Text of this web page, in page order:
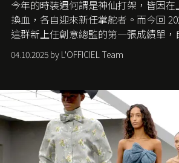
今年的時裝週何謂是神仙打架，皆因
換血，各自迎來新任掌舵者。而今回
這群新上任創意總監的第一張成績單，
們如何各顯神通。意大利老牌 Gucci 在
難已救回，開雲集團任命成功曾翻轉
團市值一日蒸發 30 億美元，大眾擔心
會忽略品牌的美學基礎，最後變成三不
的首作所造成的話題及關注度，我們便
簡單，一個嶄新的 Gucci 時代已經展開
04.10.2025 by L'OFFICIEL Team